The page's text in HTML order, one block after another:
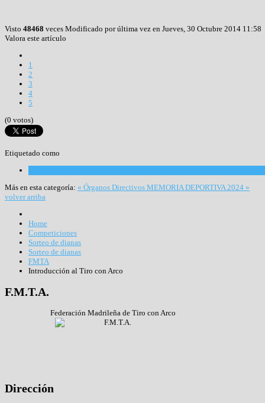
Visto 48468 veces Modificado por última vez en Jueves, 30 Octubre 2014 11:58
Valora este artículo
1
2
3
4
5
(0 votos)
Etiquetado como
Más en esta categoría: « Órganos Directivos MEMORIA DEPORTIVA 2024 »
volver arriba
Home
Competiciones
Sorteo de dianas
Sorteo de dianas
FMTA
Introducción al Tiro con Arco
F.M.T.A.
Federación Madrileña de Tiro con Arco
Dirección